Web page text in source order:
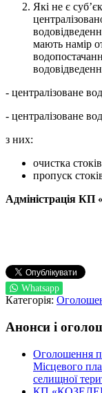
Які не є
мають намір
- централізоване
- централізоване
з них:
очистка
пропуск
Адміністрація КП
Whatsapp
Категорія:
Анонси і
Оголошення
Місцевого
селищної